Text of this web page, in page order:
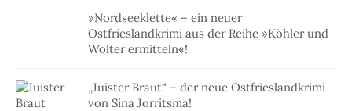
»Nordseeklette« – ein neuer
Ostfrieslandkrimi aus der Reihe »Köhler und
Wolter ermitteln«!
„Juister Braut“ – der neue Ostfrieslandkrimi
von Sina Jorritsma!